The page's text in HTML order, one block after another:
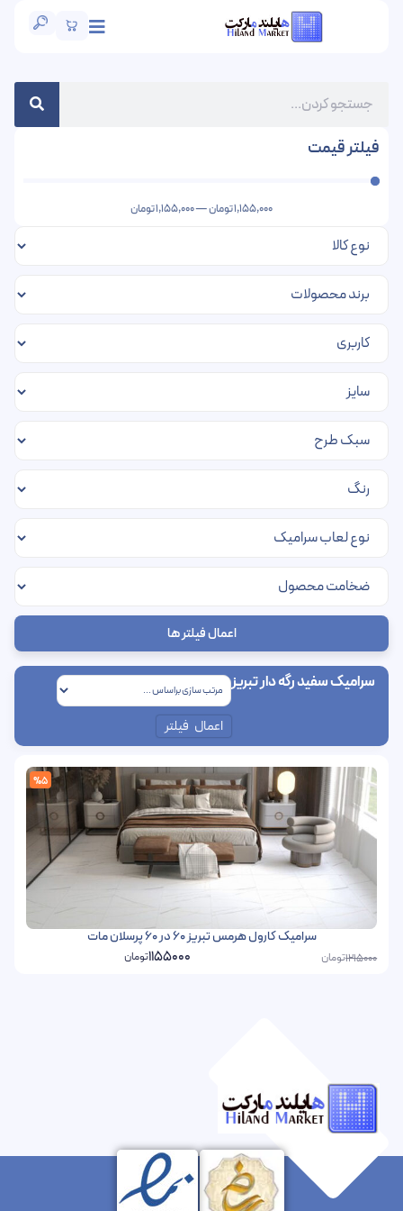
فیلتر قیمت
1,155,000تومان—
1,155,000تومان
اعمال فیلتر ها
سرامیک سفید رگه دار تبریز
اعمال فیلتر
%5
سرامیک کارول هرمس تبریز 60 در 60 پرسلان مات
1215000تومان 1155000تومان